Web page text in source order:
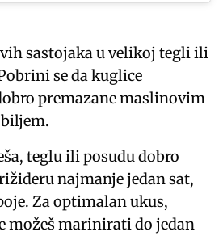
sastojaka u velikoj tegli ili
se da kuglice
premazane maslinovim
teglu ili posudu dobro
najmanje jedan sat,
Za optimalan ukus,
možeš marinirati do jedan